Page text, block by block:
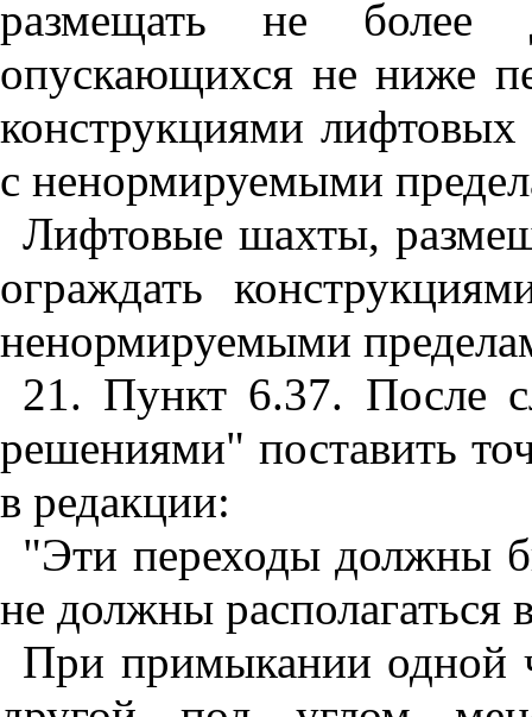
размещать не более
опускающихся не ниже
конструкциями
с ненормируемыми
Лифтовые шахты,
ограждать
ненормируемыми
21. Пункт 6.37. После
решениями" поставить
в редакции:
"Эти переходы должны
не должны располагаться
При примыкании одной